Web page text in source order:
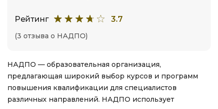
Рейтинг 3.7
(3 отзыва о НАДПО)
НАДПО — образовательная организация,
предлагающая широкий выбор курсов и программ
повышения квалификации для специалистов
различных направлений. НАДПО использует